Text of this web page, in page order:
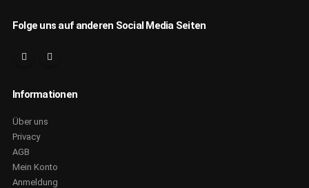
Folge uns auf anderen Social Media Seiten
Informationen
Über uns
Privacy
AGB
Mein Konto
Anmeldung